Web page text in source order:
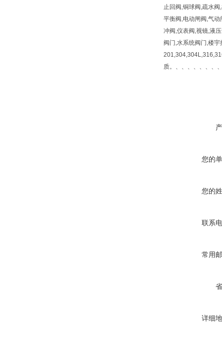
止回阀,铜球阀,疏水
平衡阀,电动闸阀,气
冲阀,仪表阀,视镜,液
阀门,水系统阀门,楼
质。、、、、、、、
您的
您的
联系
常用
详细